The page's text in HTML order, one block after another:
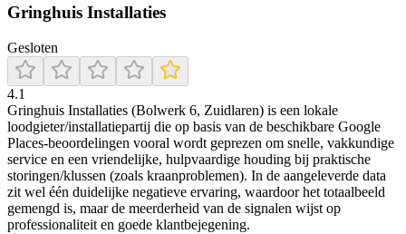
Gringhuis Installaties
Gesloten
4.1
Gringhuis Installaties (Bolwerk 6, Zuidlaren) is een lokale
loodgieter/installatiepartij die op basis van de beschikbare Google
Places-beoordelingen vooral wordt geprezen om snelle, vakkundige
service en een vriendelijke, hulpvaardige houding bij praktische
storingen/klussen (zoals kraanproblemen). In de aangeleverde data
zit wel één duidelijke negatieve ervaring, waardoor het totaalbeeld
gemengd is, maar de meerderheid van de signalen wijst op
professionaliteit en goede klantbejegening.